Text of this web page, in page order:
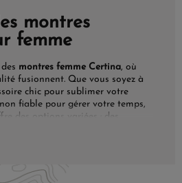
montres
femme
montres femme Certina, où
fusionnent. Que vous soyez à
chic pour sublimer votre
fiable pour gérer votre temps,
des options variées : des
modèles en quartz, en passant
en cuir, acier et d’autres
propose des montres